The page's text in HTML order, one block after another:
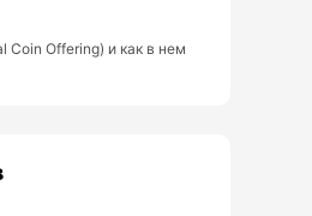
Coin Offering) и как в нем